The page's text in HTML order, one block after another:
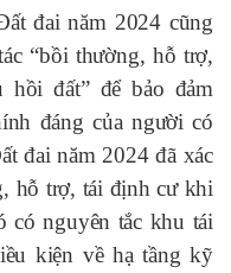
đai năm 2024 cũng
“bồi thường, hỗ trợ,
đất” để bảo đảm
đáng của người có
đai năm 2024 đã xác
hỗ trợ, tái định cư khi
có nguyên tắc khu tái
kiện về hạ tầng kỹ